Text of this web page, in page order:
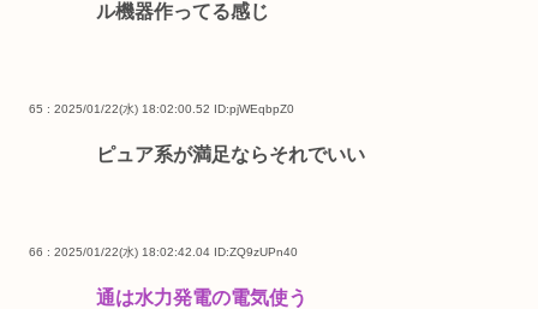
ル機器作ってる感じ
65 : 2025/01/22(水) 18:02:00.52 ID:pjWEqbpZ0
ピュア系が満足ならそれでいい
66 : 2025/01/22(水) 18:02:42.04 ID:ZQ9zUPn40
通は水力発電の電気使う